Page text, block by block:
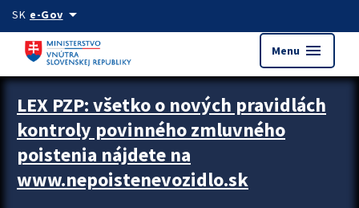
Preskocit na hlavný obsah
SK e-Govarrow_drop_down
Menu menu
Zastavit automatický posun upútavok
LEX PZP: všetko o nových pravidlách
kontroly povinného zmluvného
poistenia nájdete na
www.nepoistenevozidlo.sk